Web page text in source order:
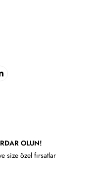
OLUN!
size özel fırsatlar